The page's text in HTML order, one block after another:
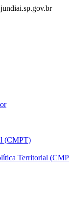
(CMPT)
Territorial